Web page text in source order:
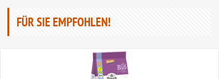
FÜR SIE EMPFOHLEN!